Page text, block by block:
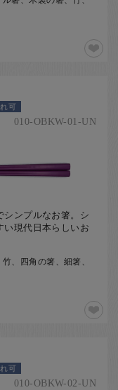
可
010-OBKW-01-UN
シンプルなお箸。シ
い現代日本らしいお
、四角の箸、細箸、
可
010-OBKW-02-UN